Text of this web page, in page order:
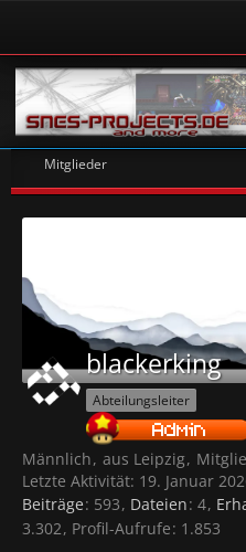
Mitglieder
blackerking
Abteilungsleiter
Männlich aus Leipzig
Letzte Aktivität: 19. Januar
Beiträge 593 Dateien 4
3.302 Profil-Aufrufe 1.853